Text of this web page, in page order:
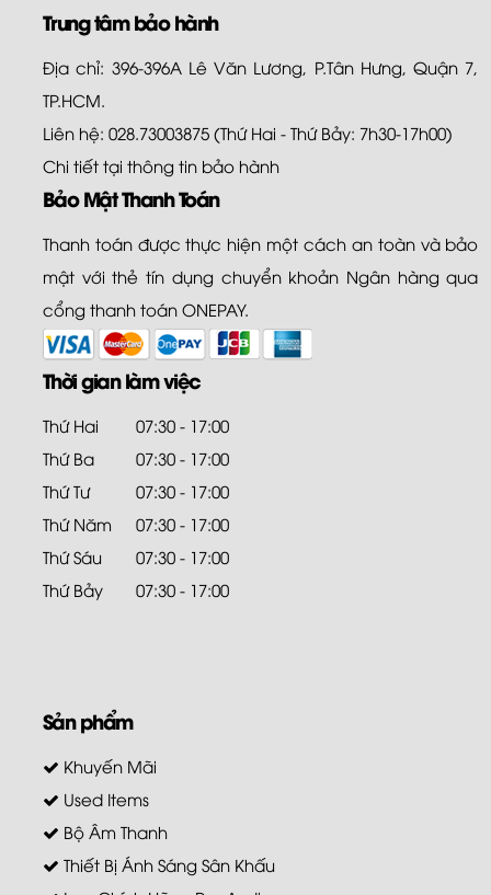
Trung tâm bảo hành
Địa chỉ: 396-396A Lê Văn Lương, P.Tân Hưng, Quận 7,
TP.HCM.
Liên hệ: 028.73003875 (Thứ Hai - Thứ Bảy: 7h30-17h00)
Chi tiết tại thông tin bảo hành
Bảo Mật Thanh Toán
Thanh toán được thực hiện một cách an toàn và bảo
mật với thẻ tín dụng chuyển khoản Ngân hàng qua
cổng thanh toán ONEPAY.
Thời gian làm việc
Thứ Hai
07:30 - 17:00
Thứ Ba
07:30 - 17:00
Thứ Tư
07:30 - 17:00
Thứ Năm
07:30 - 17:00
Thứ Sáu
07:30 - 17:00
Thứ Bảy
07:30 - 17:00
Sản phẩm
Khuyến Mãi
Used Items
Bộ Âm Thanh
Thiết Bị Ánh Sáng Sân Khấu